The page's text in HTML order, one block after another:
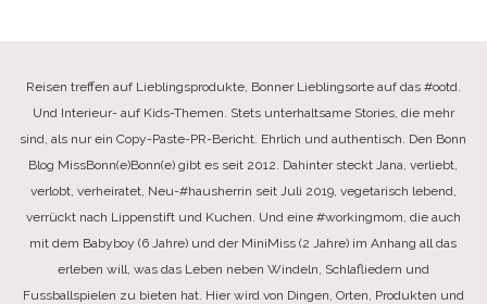
Reisen treffen auf Lieblingsprodukte, Bonner Lieblingsorte auf das #ootd.
Und Interieur- auf Kids-Themen. Stets unterhaltsame Stories, die mehr
sind, als nur ein Copy-Paste-PR-Bericht. Ehrlich und authentisch. Den Bonn
Blog MissBonn(e)Bonn(e) gibt es seit 2012. Dahinter steckt Jana, verliebt,
verlobt, verheiratet, Neu-#hausherrin seit Juli 2019, vegetarisch lebend,
verrückt nach Lippenstift und Kuchen. Und eine #workingmom, die auch
mit dem Babyboy (6 Jahre) und der MiniMiss (2 Jahre) im Anhang all das
erleben will, was das Leben neben Windeln, Schlafliedern und
Fussballspielen zu bieten hat. Hier wird von Dingen, Orten, Produkten und